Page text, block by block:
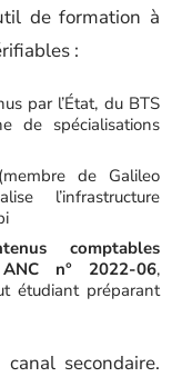
de formation à
:
par l’État, du BTS
de spécialisations
de Galileo
l’infrastructure
comptables
n° 2022-06,
étudiant préparant
secondaire.